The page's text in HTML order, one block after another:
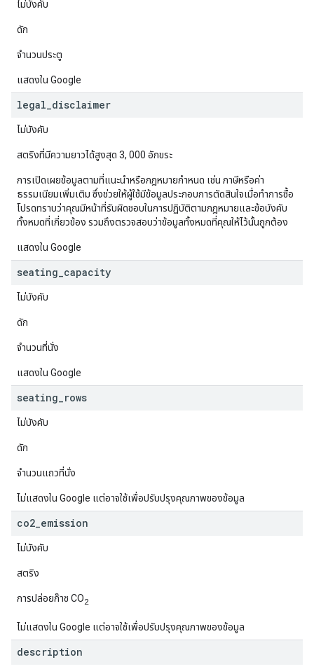
ไม่บังคับ
ดัก
จำนวนประตู
แสดงใน Google
legal disclaimer
ไม่บังคับ
สตริงที่มีความยาวได้สูงสุด 3, 000 อักขระ
การเปิดเผยข้อมูลตามที่แนะนำหรือกฎหมายกำหนด เช่น ภาษีหรือค่า
ธรรมเนียมเพิ่มเติม ซึ่งช่วยให้ผู้ใช้มีข้อมูลประกอบการตัดสินใจเมื่อทำการซื้อ
โปรดทราบว่าคุณมีหน้าที่รับผิดชอบในการปฏิบัติตามกฎหมายและข้อบังคับ
ทั้งหมดที่เกี่ยวข้อง รวมถึงตรวจสอบว่าข้อมูลทั้งหมดที่คุณให้ไว้นั้นถูกต้อง
แสดงใน Google
seating capacity
ไม่บังคับ
ดัก
จำนวนที่นั่ง
แสดงใน Google
seating rows
ไม่บังคับ
ดัก
จำนวนแถวที่นั่ง
ไม่แสดงใน Google แต่อาจใช้เพื่อปรับปรุงคุณภาพของข้อมูล
co2 emission
ไม่บังคับ
สตริง
การปล่อยก๊าซ CO2
ไม่แสดงใน Google แต่อาจใช้เพื่อปรับปรุงคุณภาพของข้อมูล
description